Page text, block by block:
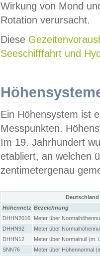
Wirkung von Mond
Rotation verursacht.
Diese
Seeschifffahrt und
Ein Höhensystem ist
Messpunkten.
Im 19. Jahrhundert
etabliert, an welchen
zentimetergenau
Höhennetz Bezeichnung
DHHN2016
Meter über
DHHN92
Meter über
DHHN12
Meter über Normalnull (m.
SNN76
Meter über Höhennormal